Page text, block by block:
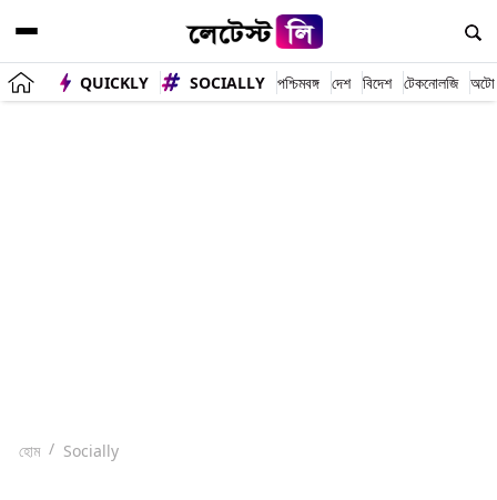
QUICKLY SOCIALLY পশ্চিমবঙ্গ দেশ বিদেশ টেকনোলজি অটো
হোম Socially